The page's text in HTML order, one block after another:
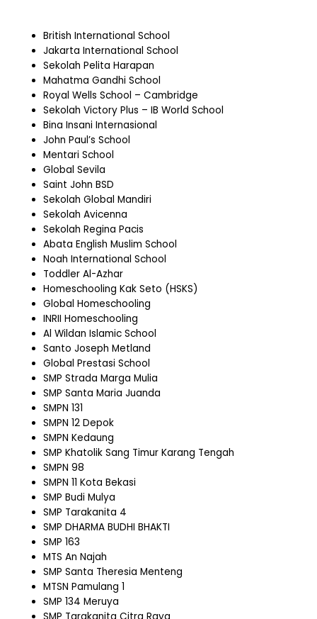
British International School
Jakarta International School
Sekolah Pelita Harapan
Mahatma Gandhi School
Royal Wells School – Cambridge
Sekolah Victory Plus – IB World School
Bina Insani Internasional
John Paul’s School
Mentari School
Global Sevila
Saint John BSD
Sekolah Global Mandiri
Sekolah Avicenna
Sekolah Regina Pacis
Abata English Muslim School
Noah International School
Toddler Al-Azhar
Homeschooling Kak Seto (HSKS)
Global Homeschooling
INRII Homeschooling
Al Wildan Islamic School
Santo Joseph Metland
Global Prestasi School
SMP Strada Marga Mulia
SMP Santa Maria Juanda
SMPN 131
SMPN 12 Depok
SMPN Kedaung
SMP Khatolik Sang Timur Karang Tengah
SMPN 98
SMPN 11 Kota Bekasi
SMP Budi Mulya
SMP Tarakanita 4
SMP DHARMA BUDHI BHAKTI
SMP 163
MTS An Najah
SMP Santa Theresia Menteng
MTSN Pamulang 1
SMP 134 Meruya